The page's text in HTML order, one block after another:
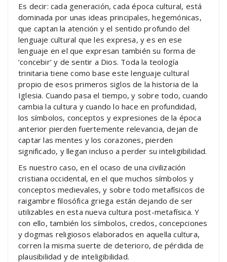
Es decir: cada generación, cada época cultural, está
dominada por unas ideas principales, hegemónicas,
que captan la atención y el sentido profundo del
lenguaje cultural que les expresa, y es en ese
lenguaje en el que expresan también su forma de
‘concebir’ y de sentir a Dios. Toda la teología
trinitaria tiene como base este lenguaje cultural
propio de esos primeros siglos de la historia de la
Iglesia. Cuando pasa el tiempo, y sobre todo, cuando
cambia la cultura y cuando lo hace en profundidad,
los símbolos, conceptos y expresiones de la época
anterior pierden fuertemente relevancia, dejan de
captar las mentes y los corazones, pierden
significado, y llegan incluso a perder su inteligibilidad.
Es nuestro caso, en el ocaso de una civilización
cristiana occidental, en el que muchos símbolos y
conceptos medievales, y sobre todo metafísicos de
raigambre filosófica griega están dejando de ser
utilizables en esta nueva cultura post-metafísica. Y
con ello, también los símbolos, credos, concepciones
y dogmas religiosos elaborados en aquella cultura,
corren la misma suerte de deterioro, de pérdida de
plausibilidad y de inteligibilidad.